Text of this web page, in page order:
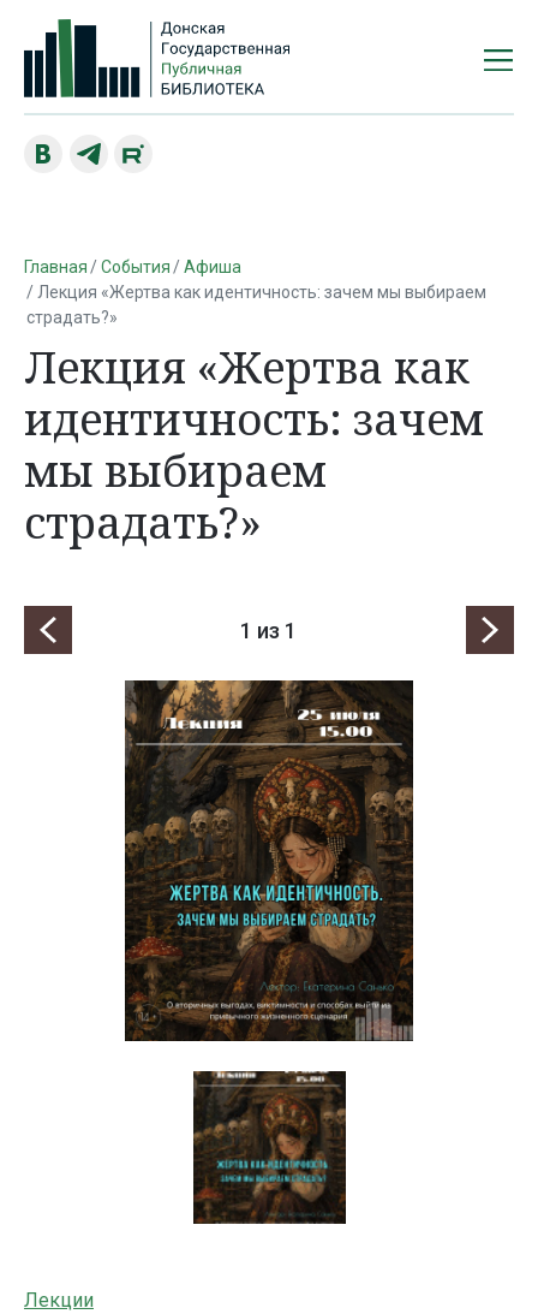
Главная События
Афиша
Лекция «Жертва как идентичность: зачем мы выбираем
страдать?»
Лекция «Жертва как
идентичность: зачем
мы выбираем
страдать?»
1 из 1
Лекции